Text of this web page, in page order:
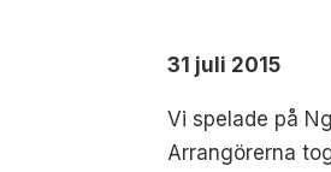
31 juli 2015
Vi spelade på
Arrangörerna